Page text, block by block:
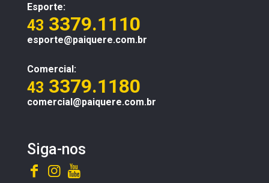
Esporte:
43 3379.1110
esporte@paiquere.com.br
Comercial:
43 3379.1180
comercial@paiquere.com.br
Siga-nos